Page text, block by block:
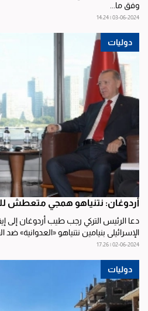
وفق ما...
03-06-2024 | 14:24
دوليات
أردوغان: نتنياهو همجي متعطش
دعا الرئيس التركي رجب طيب أردوغان إلى
الإسرائيلي بنيامين نتنياهو «العدوانية» ضد
02-06-2024 | 17:26
دوليات